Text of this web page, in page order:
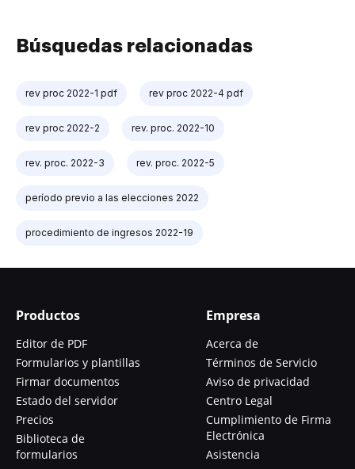
Búsquedas relacionadas
rev proc 2022-1 pdf rev proc 2022-4 pdf
rev proc 2022-2 rev. proc. 2022-10
rev. proc. 2022-3 rev. proc. 2022-5
período previo a las elecciones 2022
procedimiento de ingresos 2022-19
Productos
Editor de PDF
Formularios y plantillas
Firmar documentos
Estado del servidor
Precios
Biblioteca de
formularios
Empresa
Acerca de
Términos de Servicio
Aviso de privacidad
Centro Legal
Cumplimiento de Firma
Electrónica
Asistencia